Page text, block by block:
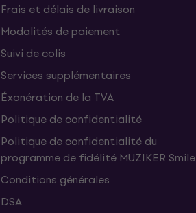
Frais et délais de livraison
Modalités de paiement
Suivi de colis
Services supplémentaires
Éxonération de la TVA
Politique de confidentialité
Politique de confidentialité du
programme de fidélité MUZIKER Smile
Conditions générales
DSA